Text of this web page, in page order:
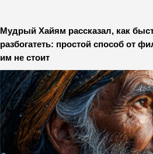
Мудрый Хайям рассказал, как
разбогатеть: простой способ от
им не стоит